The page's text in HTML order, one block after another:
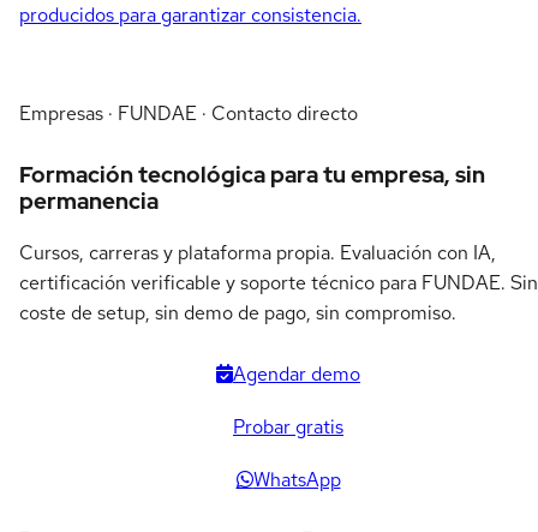
producidos para garantizar consistencia.
Empresas · FUNDAE · Contacto directo
Formación tecnológica para tu empresa, sin
permanencia
Cursos, carreras y plataforma propia. Evaluación con IA,
certificación verificable y soporte técnico para FUNDAE. Sin
coste de setup, sin demo de pago, sin compromiso.
Agendar demo
Probar gratis
WhatsApp